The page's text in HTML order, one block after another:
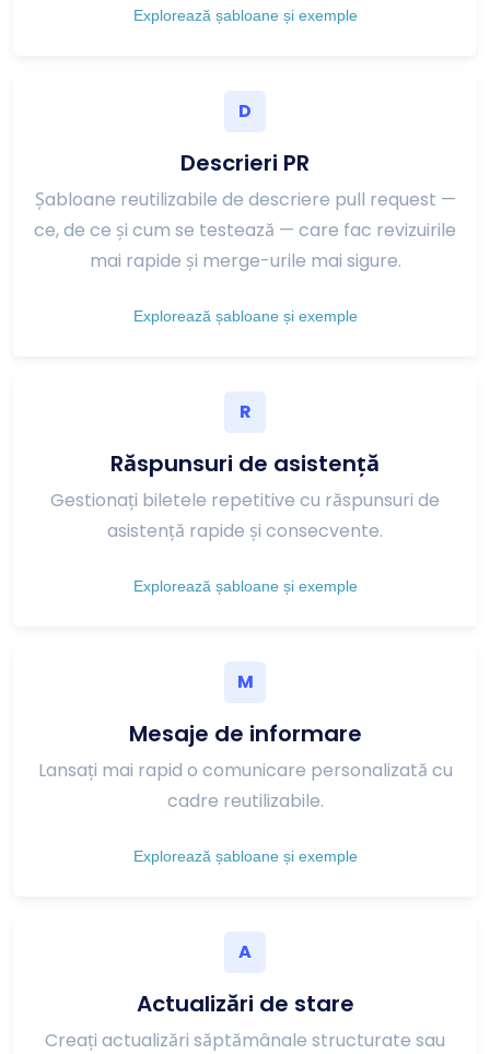
Explorează șabloane și exemple
D
Descrieri PR
Șabloane reutilizabile de descriere pull request —
ce, de ce și cum se testează — care fac revizuirile
mai rapide și merge-urile mai sigure.
Explorează șabloane și exemple
R
Răspunsuri de asistență
Gestionați biletele repetitive cu răspunsuri de
asistență rapide și consecvente.
Explorează șabloane și exemple
M
Mesaje de informare
Lansați mai rapid o comunicare personalizată cu
cadre reutilizabile.
Explorează șabloane și exemple
A
Actualizări de stare
Creați actualizări săptămânale structurate sau